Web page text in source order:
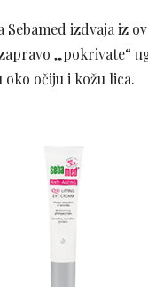
Sebamed izdvaja iz
„pokrivate“
očiju i kožu lica.